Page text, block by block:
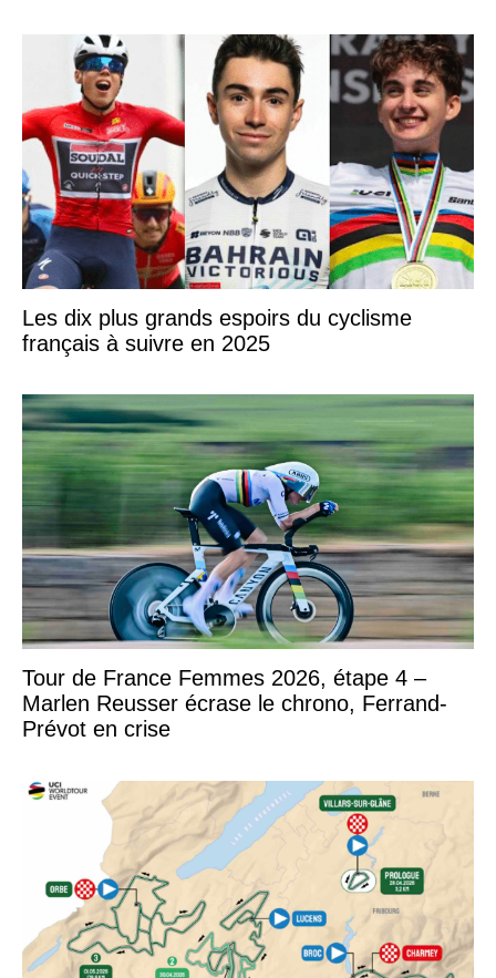
Les dix plus grands espoirs du cyclisme
français à suivre en 2025
Tour de France Femmes 2026, étape 4 –
Marlen Reusser écrase le chrono, Ferrand-
Prévot en crise